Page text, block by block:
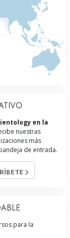
en la
nuestras
más
de entrada.
para la